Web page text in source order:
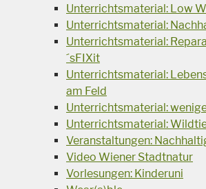
Unterrichtsmaterial: Low
Unterrichtsmaterial:
Unterrichtsmaterial:
´sFIXit
Unterrichtsmaterial:
am Feld
Unterrichtsmaterial:
Unterrichtsmaterial:
Veranstaltungen:
Video Wiener Stadtnatur
Vorlesungen: Kinderuni